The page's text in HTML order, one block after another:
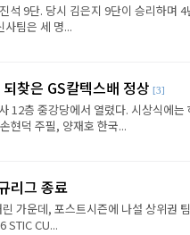
석 9단. 당시 김은지 9단이 승리하며 4
팀은 세 명...
찾은 GS칼텍스배 정상 [3]
12층 중강당에서 열렸다. 시상식에는
현덕 주필, 양재호 한국...
리그 종료
가운데, 포스트시즌에 나설 상위권
STIC CU...